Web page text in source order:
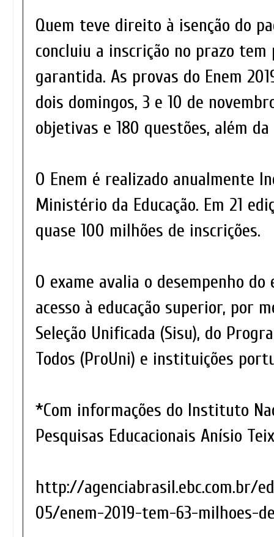
Quem teve direito à isenção do
concluiu a inscrição no prazo tem
garantida. As provas do Enem
dois domingos, 3 e 10 de
objetivas e 180 questões, além da
O Enem é realizado anualmente
Ministério da Educação. Em 21
quase 100 milhões de inscrições.
O exame avalia o desempenho
acesso à educação superior, por
Seleção Unificada (Sisu), do
Todos (ProUni) e instituições
*Com informações do Instituto
Pesquisas Educacionais Anísio
http://agenciabrasil.ebc.com.br/
05/enem-2019-tem-63-milhoes-